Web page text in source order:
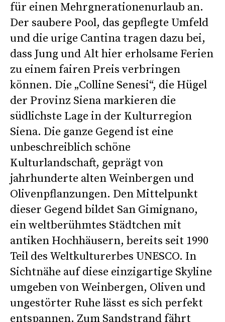
für einen Mehrgnerationenurlaub an.
Der saubere Pool, das gepflegte Umfeld
und die urige Cantina tragen dazu bei,
dass Jung und Alt hier erholsame Ferien
zu einem fairen Preis verbringen
können. Die „Colline Senesi“, die Hügel
der Provinz Siena markieren die
südlichste Lage in der Kulturregion
Siena. Die ganze Gegend ist eine
unbeschreiblich schöne
Kulturlandschaft, geprägt von
jahrhunderte alten Weinbergen und
Olivenpflanzungen. Den Mittelpunkt
dieser Gegend bildet San Gimignano,
ein weltberühmtes Städtchen mit
antiken Hochhäusern, bereits seit 1990
Teil des Weltkulturerbes UNESCO. In
Sichtnähe auf diese einzigartige Skyline
umgeben von Weinbergen, Oliven und
ungestörter Ruhe lässt es sich perfekt
entspannen. Zum Sandstrand fährt